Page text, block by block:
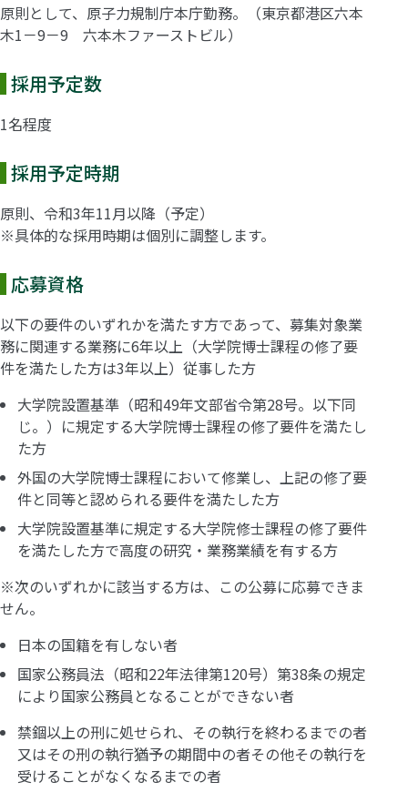
原則として、原子力規制庁本庁勤務。（東京都港区六本
木1－9－9 六本木ファーストビル）
採用予定数
1名程度
採用予定時期
原則、令和3年11月以降（予定）
※具体的な採用時期は個別に調整します。
応募資格
以下の要件のいずれかを満たす方であって、募集対象業
務に関連する業務に6年以上（大学院博士課程の修了要
件を満たした方は3年以上）従事した方
大学院設置基準（昭和49年文部省令第28号。以下同
じ。）に規定する大学院博士課程の修了要件を満たし
た方
外国の大学院博士課程において修業し、上記の修了要
件と同等と認められる要件を満たした方
大学院設置基準に規定する大学院修士課程の修了要件
を満たした方で高度の研究・業務業績を有する方
※次のいずれかに該当する方は、この公募に応募できま
せん。
日本の国籍を有しない者
国家公務員法（昭和22年法律第120号）第38条の規定
により国家公務員となることができない者
禁錮以上の刑に処せられ、その執行を終わるまでの者
又はその刑の執行猶予の期間中の者その他その執行を
受けることがなくなるまでの者